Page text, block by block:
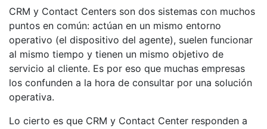
CRM y Contact Centers son dos sistemas con muchos
puntos en común: actúan en un mismo entorno
operativo (el dispositivo del agente), suelen funcionar
al mismo tiempo y tienen un mismo objetivo de
servicio al cliente. Es por eso que muchas empresas
los confunden a la hora de consultar por una solución
operativa.
Lo cierto es que CRM y Contact Center responden a